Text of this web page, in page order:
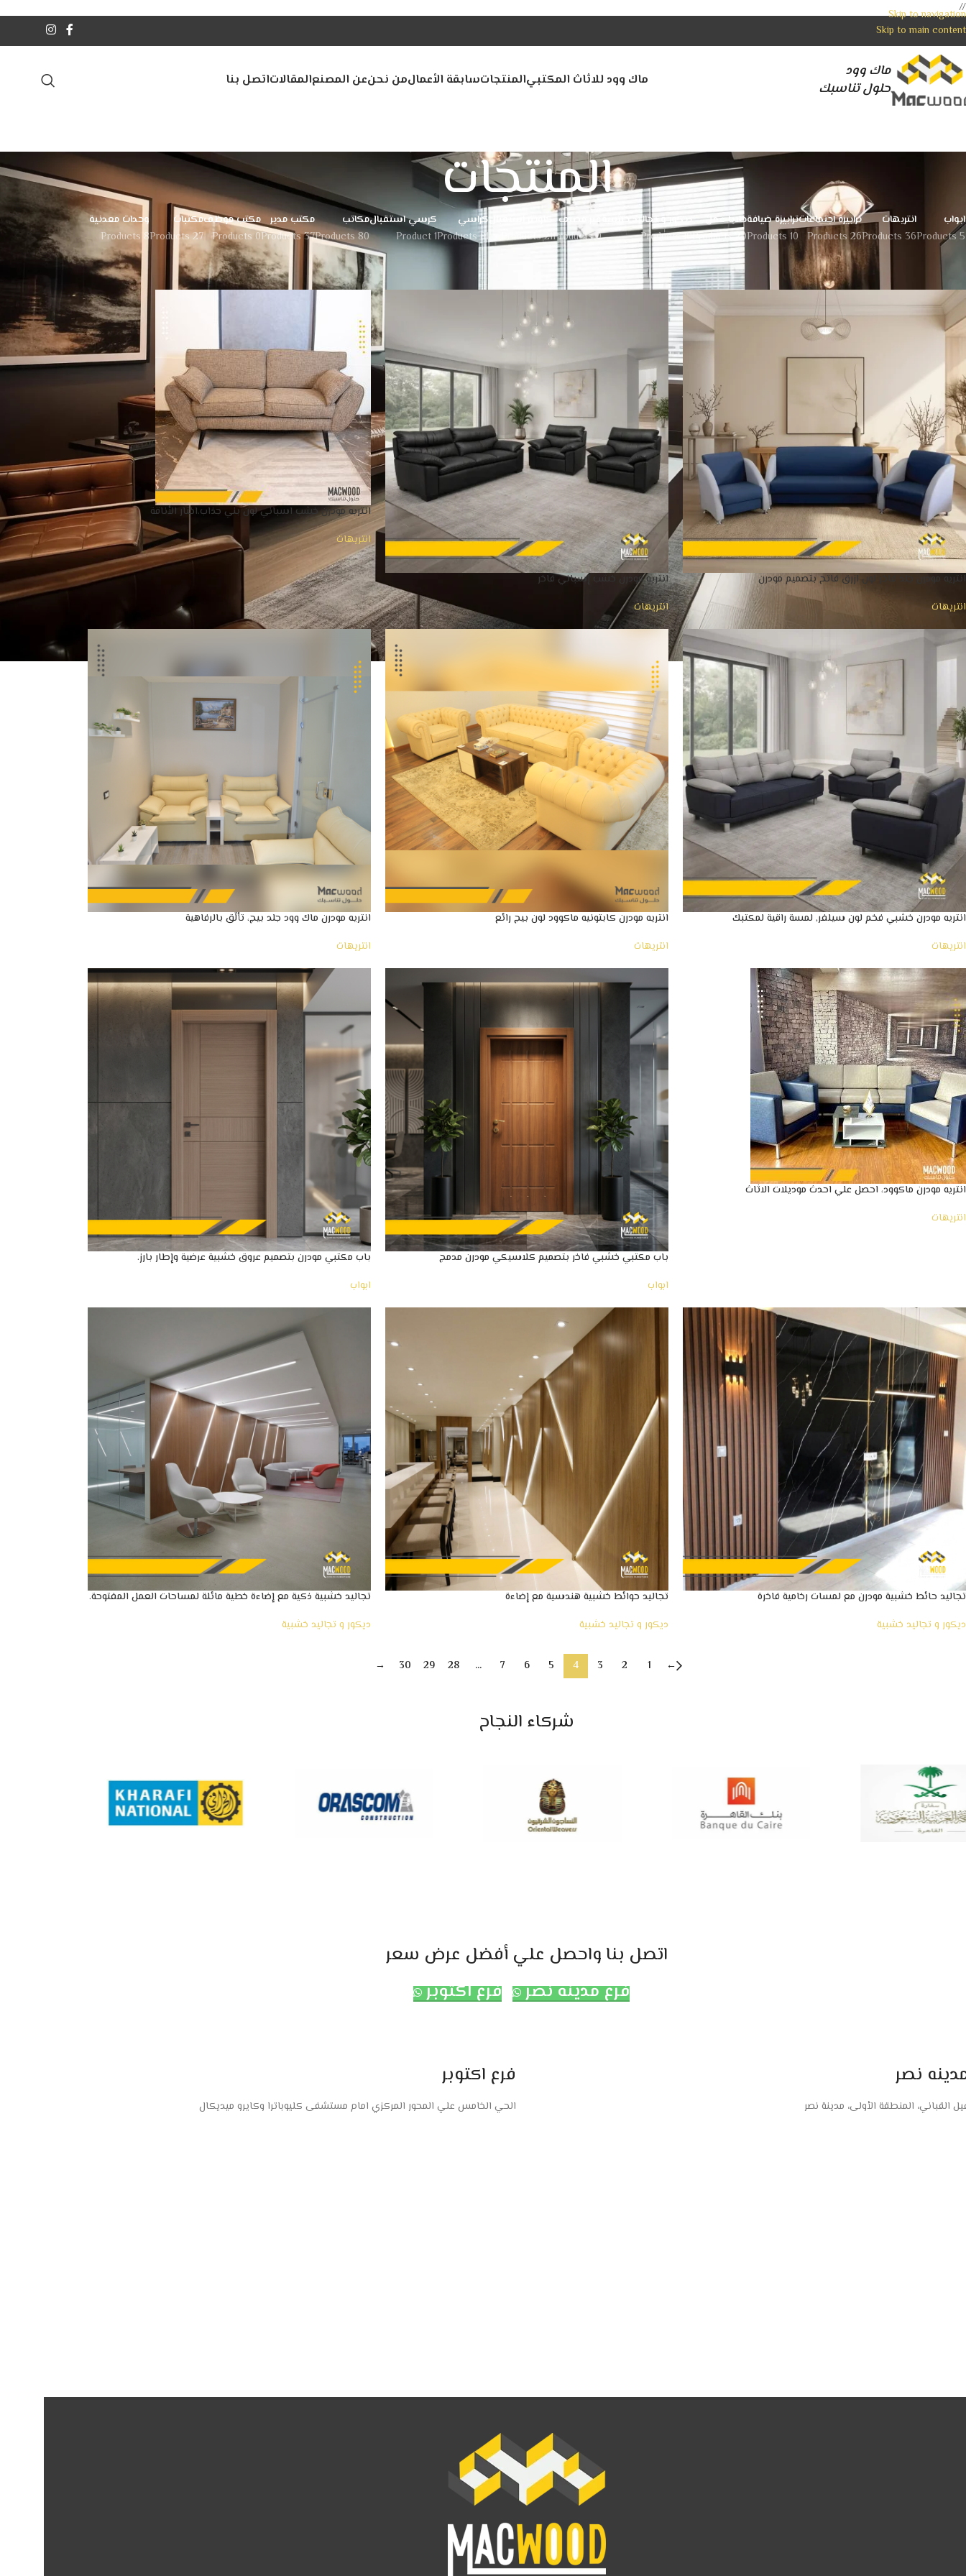
//
Skip to navigation
Skip to main content
ماك وود
حلول تناسبك
ماك وود للاثاث المكتبيالمنتجاتسابقة الأعمالمن نحنعن المصنعالمقالاتاتصل بنا
المنتجات
ابواب
5 Products
انتريهات
36 Products
ترابيزة اجتماعات
26 Products
ترابيزة ضيافة
10 Products
خلايا عمل
20 Products
ديكور و تجاليد خشبية
10 Products
غير مصنف
0 Products
21 Products
كراسي
81 Products
كرسي استقبال
1 Product
مكاتب
80 Products
مكتب مدير
37 Products
مكتب موظف
0 Products
مكتبات
27 Products
وحدات معدنية
8 Products
الرئيسية
الصفحة 4 Show
9
18
24
انتريه مودرن جلد فاخر لون ازرق فاتح بتصميم مودرن
انتريهات
انتريه مودرن خشب إسباني فاخر
انتريهات
انتريه مودرن خشب اسباني لون بني جذاب،اختار الأناقة
انتريهات
انتريه مودرن خشبي فخم لون سيلفر, لمسة راقية لمكتبك
انتريهات
انتريه مودرن كابتونيه ماكوود لون بيج رائع
انتريهات
انتريه مودرن ماك وود جلد بيج، تألّق بالرفاهية
انتريهات
انتريه مودرن ماكوود، احصل علي احدث موديلات الاثاث
انتريهات
باب مكتبي خشبي فاخر بتصميم كلاسيكي مودرن مدمج
ابواب
باب مكتبي مودرن بتصميم عروق خشبية عرضية وإطار بارز.
ابواب
تجاليد حائط خشبية مودرن مع لمسات رخامية فاخرة
ديكور و تجاليد خشبية
تجاليد حوائط خشبية هندسية مع إضاءة
ديكور و تجاليد خشبية
تجاليد خشبية ذكية مع إضاءة خطية مائلة لمساحات العمل المفتوحة.
ديكور و تجاليد خشبية
←
1
2
3
4
5
6
7
…
28
29
30
→
شركاء النجاح
اتصل بنا واحصل علي أفضل عرض سعر
فرع مدينه نصر
فرع اكتوبر
نصر فرع اكتوبر
الحي الخامس علي المحور المركزي امام مستشفى كليوباترا وكايرو ميديكال